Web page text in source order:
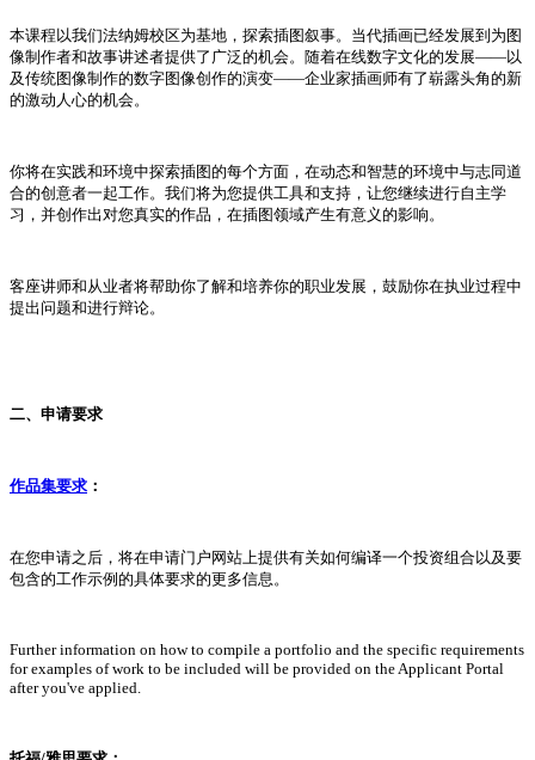
本课程以我们法纳姆校区为基地，探索插图叙事。当代插画已经发展到为图
像制作者和故事讲述者提供了广泛的机会。随着在线数字文化的发展——以
及传统图像制作的数字图像创作的演变——企业家插画师有了崭露头角的新
的激动人心的机会。
你将在实践和环境中探索插图的每个方面，在动态和智慧的环境中与志同道
合的创意者一起工作。我们将为您提供工具和支持，让您继续进行自主学
习，并创作出对您真实的作品，在插图领域产生有意义的影响。
客座讲师和从业者将帮助你了解和培养你的职业发展，鼓励你在执业过程中
提出问题和进行辩论。
二、申请要求
作品集要求 ：
在您申请之后，将在申请门户网站上提供有关如何编译一个投资组合以及要
包含的工作示例的具体要求的更多信息。
Further information on how to compile a portfolio and the specific requirements
for examples of work to be included will be provided on the Applicant Portal
after you've applied.